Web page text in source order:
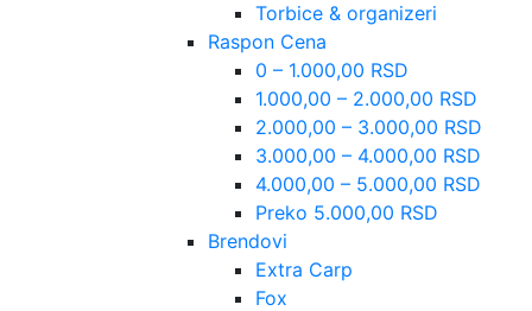
Torbice & organizeri
Raspon Cena
0 – 1.000,00 RSD
1.000,00 – 2.000,00 RSD
2.000,00 – 3.000,00 RSD
3.000,00 – 4.000,00 RSD
4.000,00 – 5.000,00 RSD
Preko 5.000,00 RSD
Brendovi
Extra Carp
Fox